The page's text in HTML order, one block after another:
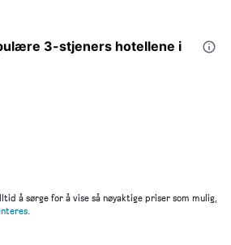
3-stjeners hotellene i
å sørge for å vise så nøyaktige priser som mulig,
.